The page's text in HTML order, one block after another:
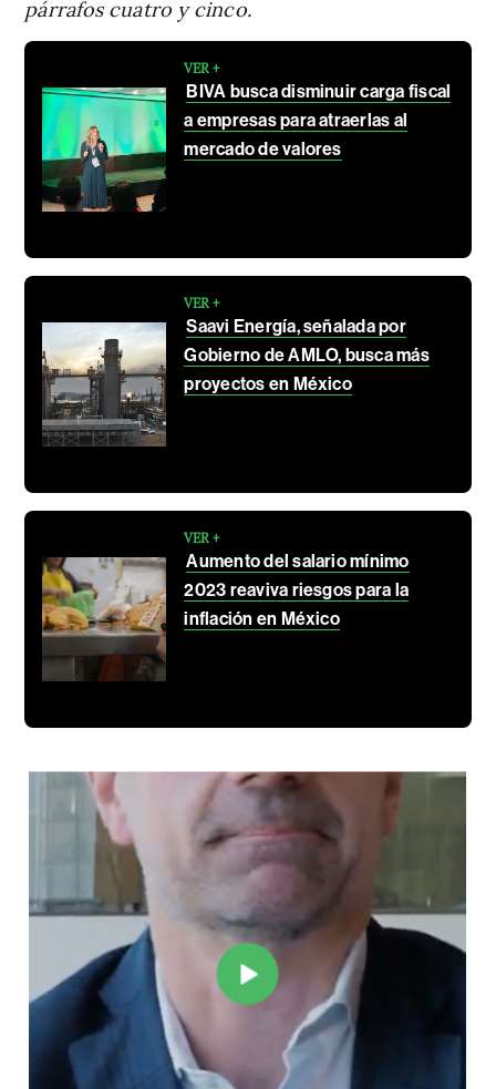
párrafos cuatro y cinco.
VER +
BIVA busca disminuir carga fiscal
a empresas para atraerlas al
mercado de valores
VER +
Saavi Energía, señalada por
Gobierno de AMLO, busca más
proyectos en México
VER +
Aumento del salario mínimo
2023 reaviva riesgos para la
inflación en México